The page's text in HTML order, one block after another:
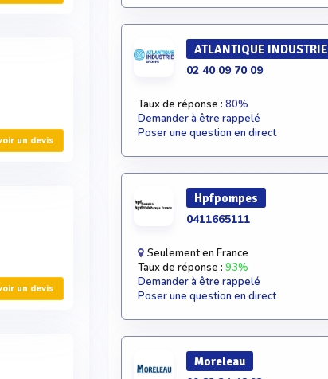
un devis
un devis
ATLANTIQUE INDUSTRIE
02 40 09 70 09
Taux de réponse : 80%
Demander à être rappelé
Poser une question en direct
Hpfpompes
0411665111
Seulement en France
Taux de réponse : 93%
Demander à être rappelé
Poser une question en direct
Moreleau